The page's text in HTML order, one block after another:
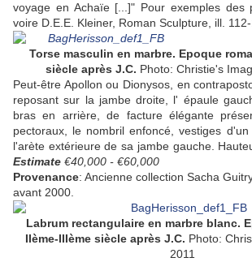
voyage en Achaïe [...]" Pour exemples des
voire D.E.E. Kleiner, Roman Sculpture, ill. 112-
Torse masculin en marbre. Epoque
siècle après J.C. Photo: Christie's
Peut-être Apollon ou Dionysos, en
reposant sur la jambe droite, l' épaule
bras en arrière, de facture élégante
pectoraux, le nombril enfoncé, vestiges
l'arète extérieure de sa jambe gauche.
Estimate €40,000 - €60,000
Provenance: Ancienne collection Sacha
avant 2000.
Labrum rectangulaire en marbre blanc.
IIème-IIIème siècle après J.C. Photo:
2011